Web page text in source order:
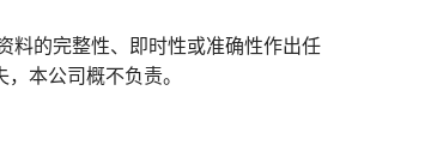
料的完整性、即时性或准确性作出任
本公司概不负责。